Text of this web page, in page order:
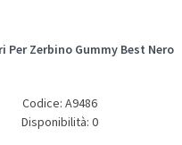
Per Zerbino Gummy Best Nero
Codice: A9486
Disponibilità: 0